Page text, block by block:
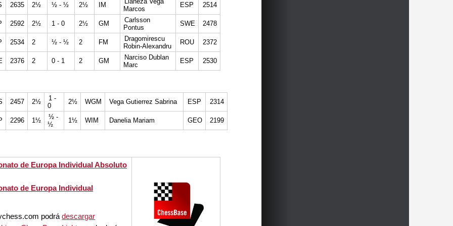
2635 2½ ½ - ½ 2½ IM
Marcos
ESP 2514
2592 2½ 1 - 0 2½ GM
Carlsson
Pontus
SWE 2478
2534 2 ½ - ½ 2 FM
Dragomirescu
Robin-Alexandru
ROU 2372
2376 2 0 - 1 2 GM
Narciso Dublan
Marc
ESP 2530
2457 2½
1 -
0
2½ WGM Vega Gutierrez Sabrina ESP 2314
2296 1½
½ -
½
1½ WIM Danelia Mariam GEO 2199
de Europa Individual Absoluto
de Europa Individual
podrádescargar